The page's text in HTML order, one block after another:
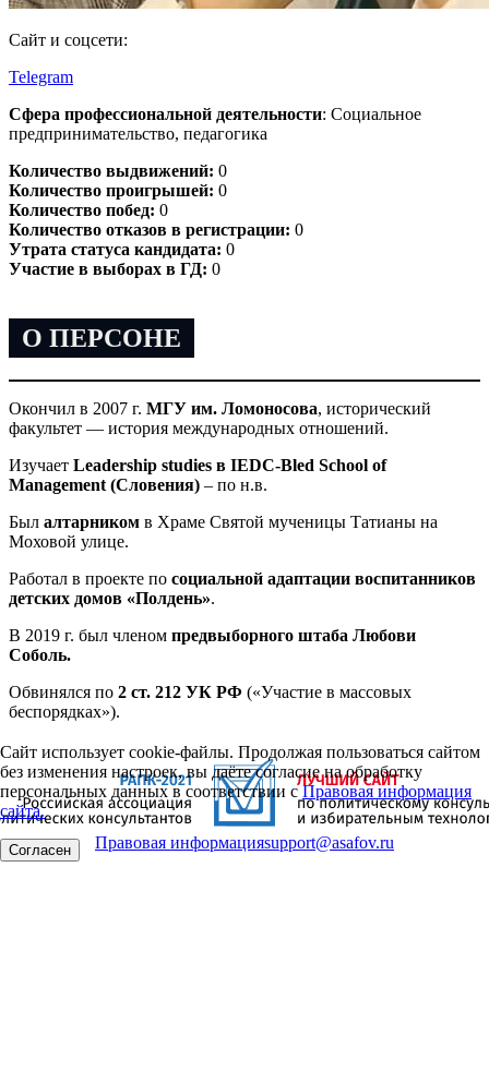
Сайт и соцсети:
Telegram
Сфера профессиональной деятельности: Социальное
предпринимательство, педагогика
Количество выдвижений: 0
Количество проигрышей: 0
Количество побед: 0
Количество отказов в регистрации: 0
Утрата статуса кандидата: 0
Участие в выборах в ГД: 0
О ПЕРСОНЕ
Окончил в 2007 г. МГУ им. Ломоносова, исторический
факультет — история международных отношений.
Изучает Leadership studies в IEDC-Bled School of
Management (Словения) – по н.в.
Был алтарником в Храме Святой мученицы Татианы на
Моховой улице.
Работал в проекте по социальной адаптации воспитанников
детских домов «Полдень».
В 2019 г. был членом предвыборного штаба Любови
Соболь.
Обвинялся по 2 ст. 212 УК РФ («Участие в массовых
беспорядках»).
Сайт использует cookie-файлы. Продолжая пользоваться сайтом
без изменения настроек, вы даёте согласие на обработку
персональных данных в соответствии сПравовая информация
сайта.
Согласен Правовая информацияsupport@asafov.ru